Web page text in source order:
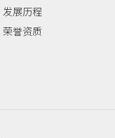
发展历程
荣誉资质